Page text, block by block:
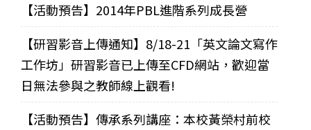
【活動預告】2014年PBL進階系列成長營
【研習影音上傳通知】8/18-21「英文論文寫作
工作坊」研習影音已上傳至CFD網站，歡迎當
日無法參與之教師線上觀看!
【活動預告】傳承系列講座：本校黃榮村前校